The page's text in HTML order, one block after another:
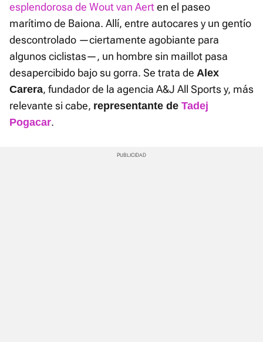
esplendorosa de Wout van Aerten el paseo
marítimo de Baiona. Allí, entre autocares y un gentío
descontrolado —ciertamente agobiante para
algunos ciclistas—, un hombre sin maillot pasa
desapercibido bajo su gorra. Se trata de Alex
Carera, fundador de la agencia A&J All Sports y, más
relevante si cabe, representante de Tadej
Pogacar.